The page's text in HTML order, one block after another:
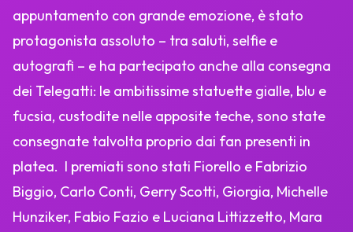
appuntamento con grande emozione, è stato
protagonista assoluto – tra saluti, selfie e
autografi – e ha partecipato anche alla consegna
dei Telegatti: le ambitissime statuette gialle, blu e
fucsia, custodite nelle apposite teche, sono state
consegnate talvolta proprio dai fan presenti in
platea. I premiati sono stati Fiorello e Fabrizio
Biggio, Carlo Conti, Gerry Scotti, Giorgia, Michelle
Hunziker, Fabio Fazio e Luciana Littizzetto, Mara